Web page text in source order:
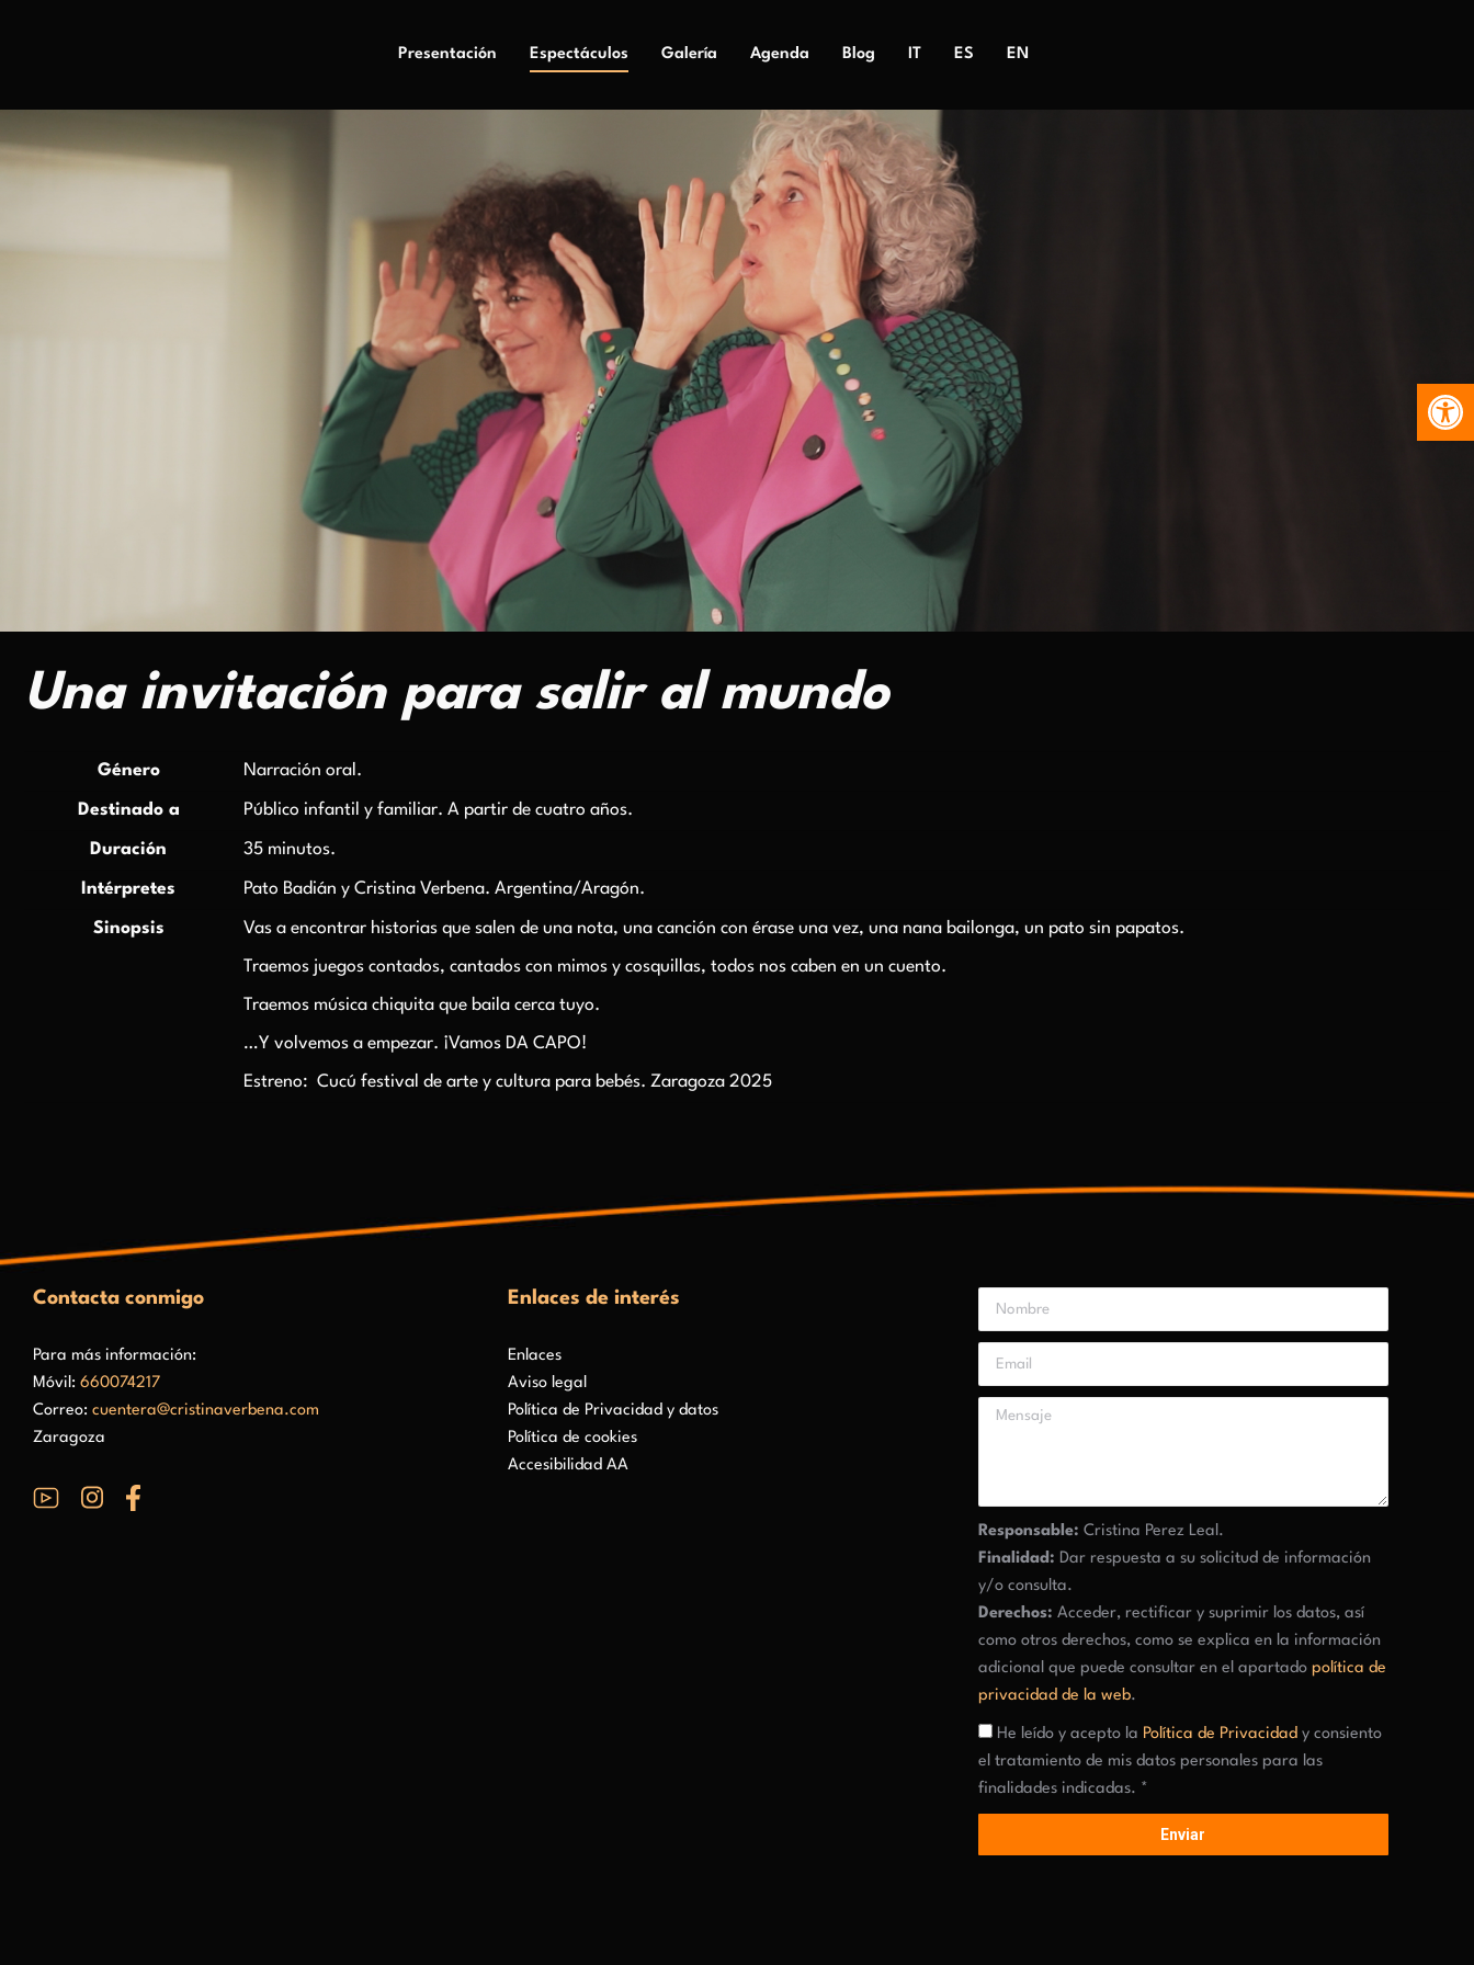
Presentación Espectáculos Galería Agenda Blog IT ES EN
Una invitación para salir al mundo
Género Narración oral.
Destinado a Público infantil y familiar. A partir de cuatro años.
Duración 35 minutos.
Intérpretes Pato Badián y Cristina Verbena. Argentina/Aragón.
Sinopsis Vas a encontrar historias que salen de una nota, una canción con érase una vez, una nana bailonga, un pato sin papatos.
Traemos juegos contados, cantados con mimos y cosquillas, todos nos caben en un cuento.
Traemos música chiquita que baila cerca tuyo.
…Y volvemos a empezar. ¡Vamos DA CAPO!
Estreno: Cucú festival de arte y cultura para bebés. Zaragoza 2025
Contacta conmigo
Para más información:
Móvil: 660074217
Correo: cuentera@cristinaverbena.com
Zaragoza
Enlaces de interés
Enlaces
Aviso legal
Política de Privacidad y datos
Política de cookies
Accesibilidad AA
Responsable: Cristina Perez Leal.
Finalidad: Dar respuesta a su solicitud de información
y/o consulta.
Derechos: Acceder, rectificar y suprimir los datos, así
como otros derechos, como se explica en la información
adicional que puede consultar en el apartadopolítica de
privacidad de la web.
He leído y acepto la Política de Privacidad y consiento
el tratamiento de mis datos personales para las
finalidades indicadas. *
Enviar